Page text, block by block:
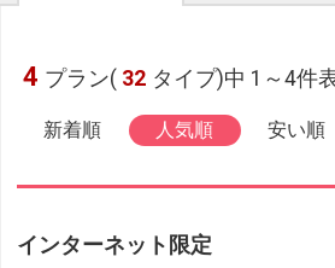
4 プラン( 32 タイプ)中 1～4件
新着順 人気順 安い順
インターネット限定